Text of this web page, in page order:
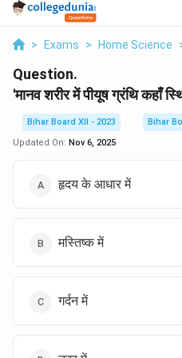
> Exams > Home Science
Question.
'मानव शरीर में पीयूष ग्रंथि कहाँ
Bihar Board XII - 2023
Bihar
Updated On: Nov 6, 2025
हृदय के आधार में
मस्तिष्क में
गर्दन में